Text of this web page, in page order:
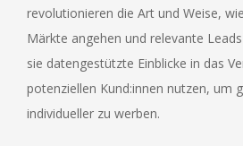
revolutionieren die Art und Weise,
Märkte angehen und relevante
sie datengestützte Einblicke in das
potenziellen Kund:innen nutzen, um
individueller zu werben.